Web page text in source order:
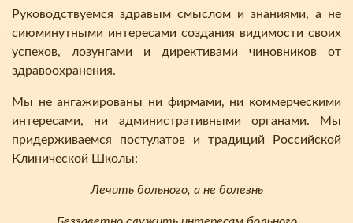
Руководствуемся здравым смыслом и знаниями, а не
сиюминутными интересами создания видимости своих
успехов, лозунгами и директивами чиновников от
здравоохранения.
Мы не ангажированы ни фирмами, ни коммерческими
интересами, ни административными органами. Мы
придерживаемся постулатов и традиций Российской
Клинической Школы:
Лечить больного, а не болезнь